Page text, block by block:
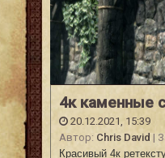
4к каменные
20.12.2021, 15:39
Автор: Chris David |
Красивый 4к